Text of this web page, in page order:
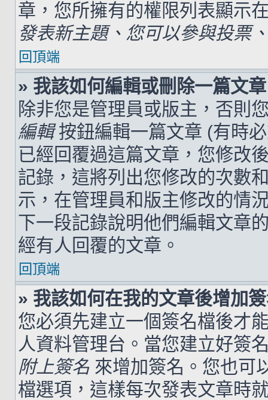
章，您所擁有的權限列表顯示
發表新主題、您可以參與投票
回頂端
» 我該如何編輯或刪除一篇文
除非您是管理員或版主，否則
編輯按鈕編輯一篇文章 (有時
已經回覆過這篇文章，您修改
記錄，這將列出您修改的次數
示，在管理員和版主修改的情
下一段記錄說明他們編輯文章
經有人回覆的文章。
回頂端
» 我該如何在我的文章後增加
您必須先建立一個簽名檔後才
人資料管理台。當您建立好簽
附上簽名 來增加簽名。您也可
檔選項，這樣每次發表文章時